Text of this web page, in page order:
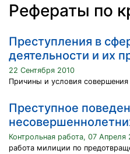
Рефераты по
Преступления в
деятельности и их
22 Сентября 2010
Причины и условия
Преступное
Контрольная работа, 07 Апреля
работа милиции по